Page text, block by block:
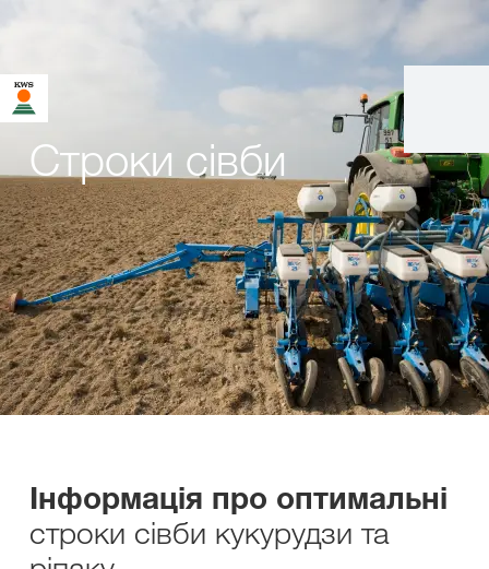
Строки сівби
Інформація про оптимальні
строки сівби кукурудзи та